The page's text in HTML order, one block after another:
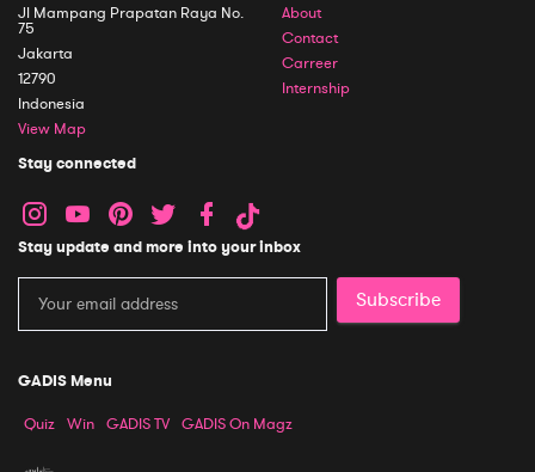
Jl Mampang Prapatan Raya No.
75
Jakarta
12790
Indonesia
View Map
About
Contact
Carreer
Internship
Stay connected
Stay update and more into your inbox
Subscribe
GADIS Menu
Quiz Win GADIS TV GADIS On Magz